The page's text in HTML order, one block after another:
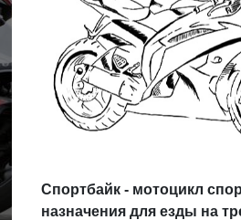
Спортбайк - мотоцикл
назначения для езды на